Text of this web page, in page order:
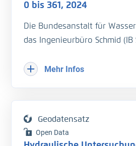
0 bis 361, 2024
Die Bundesanstalt für
das Ingenieurbüro Schmid (IB
bei vier Wasserständen
Strömungsgeschwindigkeiten
Durchflussmengen an den
Mehr Infos
Geodatensatz
Open Data